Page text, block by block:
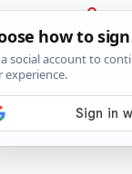
PRIJAVA